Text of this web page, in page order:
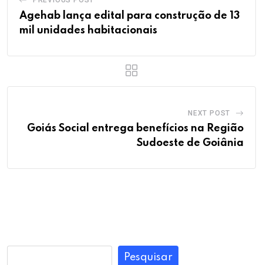
Agehab lança edital para construção de 13
mil unidades habitacionais
NEXT POST
Goiás Social entrega benefícios na Região
Sudoeste de Goiânia
Pesquisar